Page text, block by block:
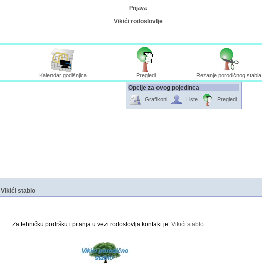
Prijava
Vikići rodoslovlje
Kalendar godišnjica Pregledi Rezanje porodičnog stabla
Opcije za ovog pojedinca
Grafikoni Liste Pregledi
Vikići stablo
Za tehničku podršku i pitanja u vezi rodoslovlja kontakt je:Vikići stablo